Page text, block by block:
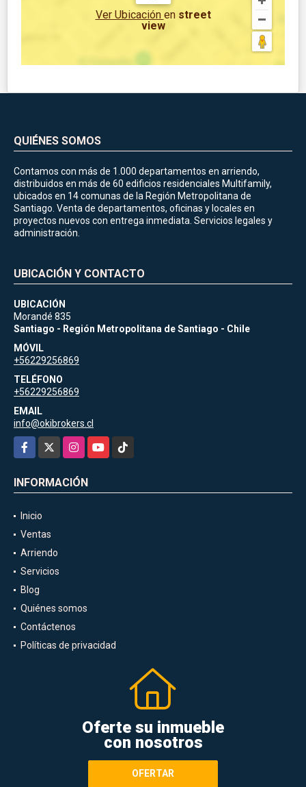
Ver Ubicación en street
view
QUIÉNES SOMOS
Contamos con más de 1.000 departamentos en arriendo,
distribuidos en más de 60 edificios residenciales Multifamily,
ubicados en 14 comunas de la Región Metropolitana de
Santiago. Venta de departamentos, oficinas y locales en
proyectos nuevos con entrega inmediata. Servicios legales y
administración.
UBICACIÓN Y CONTACTO
UBICACIÓN
Morandé 835
Santiago - Región Metropolitana de Santiago - Chile
MÓVIL
+56229256869
TELÉFONO
+56229256869
EMAIL
info@okibrokers.cl
Facebook
InstagramYouTubeTikTok
INFORMACIÓN
Inicio
Ventas
Arriendo
Servicios
Blog
Quiénes somos
Contáctenos
Políticas de privacidad
Oferte su inmueble
con nosotros
OFERTAR